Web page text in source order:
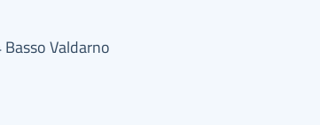
Valdarno